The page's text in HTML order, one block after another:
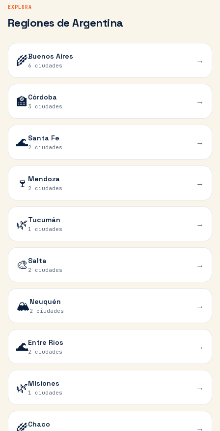
EXPLORA
Regiones de Argentina
🌾Buenos Aires
6 ciudades
→
🏫 Córdoba
3 ciudades
→
🌊Santa Fe
2 ciudades
→
🍷 Mendoza
2 ciudades
→
🌿Tucumán
1 ciudades
→
🎨 Salta
2 ciudades
→
🏔️Neuquén
2 ciudades
→
🌊Entre Ríos
2 ciudades
→
🌿Misiones
1 ciudades
→
Chaco →